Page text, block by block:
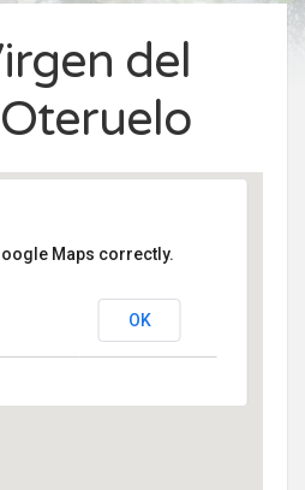
del
Maps correctly.
OK